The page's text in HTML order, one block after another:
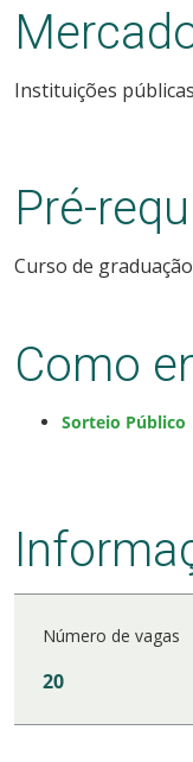
Instituições
Pré-
Curso de
Como
Sorteio Público
Número de vagas
20